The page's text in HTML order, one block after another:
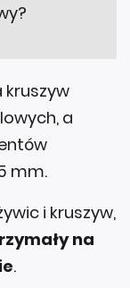
kruszyw
a
mm.
i kruszyw,
na
.